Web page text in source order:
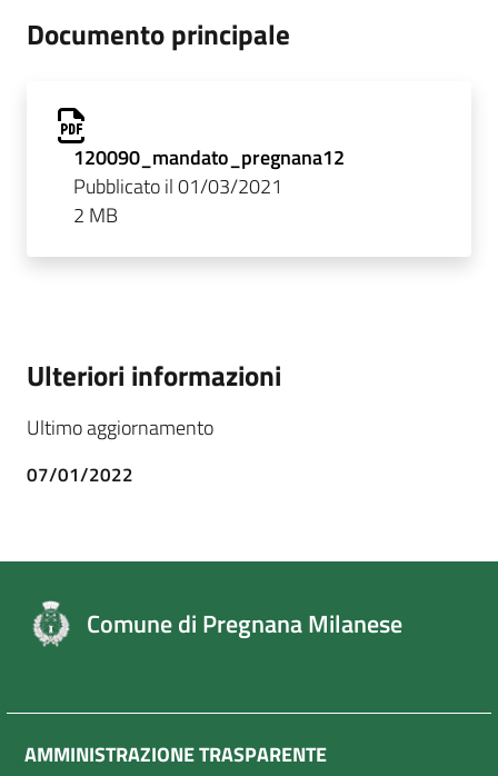
Documento principale
120090_mandato_pregnana12
Pubblicato il 01/03/2021
2 MB
Ulteriori informazioni
Ultimo aggiornamento
07/01/2022
Comune di Pregnana Milanese
AMMINISTRAZIONE TRASPARENTE